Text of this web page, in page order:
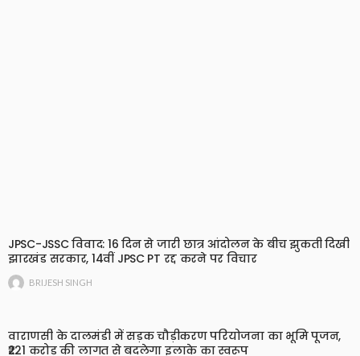
JPSC-JSSC विवाद: 16 दिन से जारी छात्र आंदोलन के बीच झुकती दिखी
झारखंड सरकार, 14वीं JPSC PT रद्द करने पर विचार
BRIJESH SINGH
वाराणसी के दालमंडी में सड़क चौड़ीकरण परियोजना का भूमि पूजन,
₹221 करोड़ की लागत से बदलेगा इलाके का स्वरूप